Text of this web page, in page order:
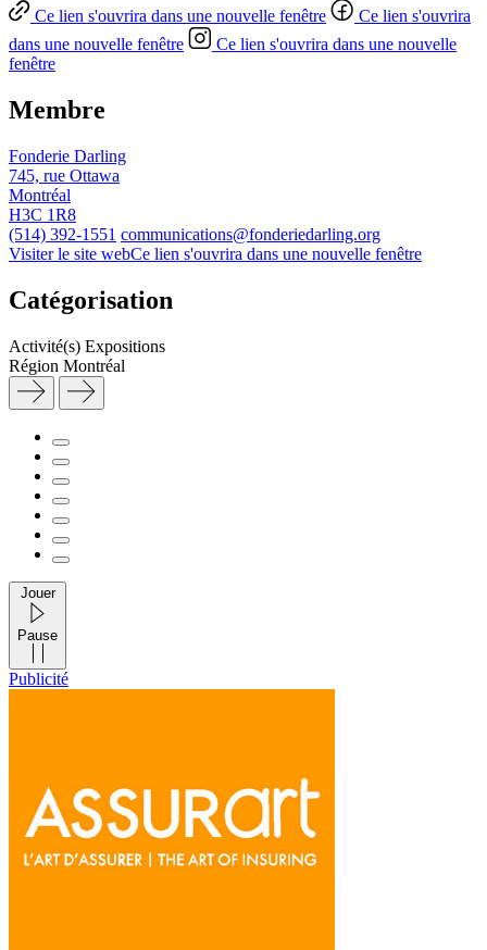
Ce lien s'ouvrira dans une nouvelle fenêtre
Ce lien s'ouvrira
dans une nouvelle fenêtre
Ce lien s'ouvrira dans une nouvelle
fenêtre
Membre
Fonderie Darling
745, rue Ottawa
Montréal
H3C 1R8
(514) 392-1551 communications@fonderiedarling.org
Visiter le site webCe lien s'ouvrira dans une nouvelle fenêtre
Catégorisation
Activité(s) Expositions
Région Montréal
Jouer
Pause
Publicité